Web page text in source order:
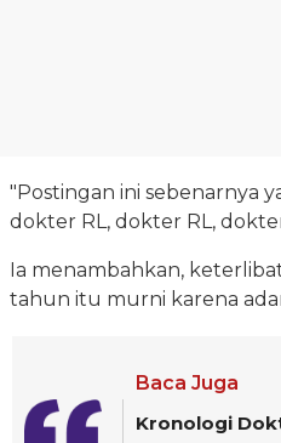
"Postingan ini sebenarnya
dokter RL, dokter RL,
Ia menambahkan,
tahun itu murni karena
Baca Juga
Kronologi